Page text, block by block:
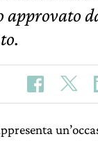
approvato